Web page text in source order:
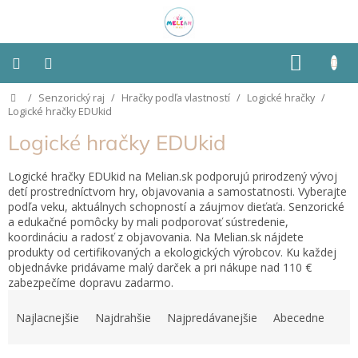
KOŠÍK
Montessori
Detská
izba
Senzorické
pomôcky
Hračky
podľa
typu
Hračky
podľa
Domov
/ Senzorický raj / Hračky podľa vlastností / Logické hračky /
Logické hračky EDUkid
Logické hračky EDUkid
Logické hračky EDUkid na Melian.sk podporujú prirodzený vývoj
detí prostredníctvom hry, objavovania a samostatnosti. Vyberajte
podľa veku, aktuálnych schopností a záujmov dieťaťa. Senzorické
a edukačné pomôcky by mali podporovať sústredenie,
koordináciu a radosť z objavovania. Na Melian.sk nájdete
produkty od certifikovaných a ekologických výrobcov. Ku každej
objednávke pridávame malý darček a pri nákupe nad 110 €
zabezpečíme dopravu zadarmo.
Najlacnejšie Najdrahšie Najpredávanejšie Abecedne